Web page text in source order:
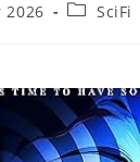
2026 SciFi